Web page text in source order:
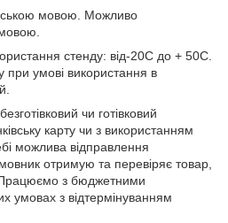
мовою. Можливо
стенду: від-20С до + 50С.
при умові використання в
чи готівковий
карту чи з використанням
можлива відправлення
отримую та перевіряє товар,
Працюємо з бюджетними
умовах з відтермінуванням